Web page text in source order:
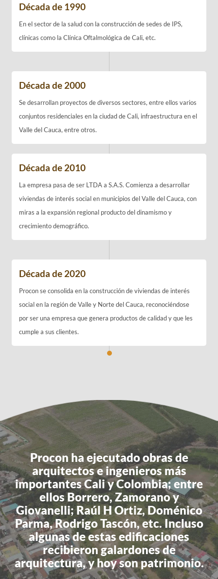
Década de 1990
En el sector de la salud con la construcción de sedes de IPS,
clínicas como la Clínica Oftalmológica de Cali, etc.
Década de 2000
Se desarrollan proyectos de diversos sectores, entre ellos varios
conjuntos residenciales en la ciudad de Cali, infraestructura en el
Valle del Cauca, entre otros.
Década de 2010
La empresa pasa de ser LTDA a S.A.S. Comienza a desarrollar
viviendas de interés social en municipios del Valle del Cauca, con
miras a la expansión regional producto del dinamismo y
crecimiento demográfico.
Década de 2020
Procon se consolida en la construcción de viviendas de interés
social en la región de Valle y Norte del Cauca, reconociéndose
por ser una empresa que genera productos de calidad y que les
cumple a sus clientes.
Procon ha ejecutado obras de
arquitectos e ingenieros más
importantes Cali y Colombia; entre
ellos Borrero, Zamorano y
Giovanelli; Raúl H Ortiz, Doménico
Parma, Rodrigo Tascón, etc. Incluso
algunas de estas edificaciones
recibieron galardones de
arquitectura, y hoy son patrimonio.